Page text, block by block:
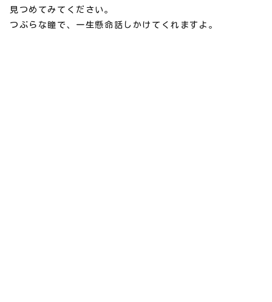
見つめてみてください。
つぶらな瞳で、一生懸命話しかけてくれますよ。